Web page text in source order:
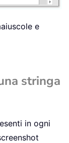
e
stringa
in ogni